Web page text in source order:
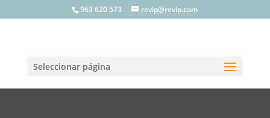
963 620 573 revip@revip.com
Seleccionar página